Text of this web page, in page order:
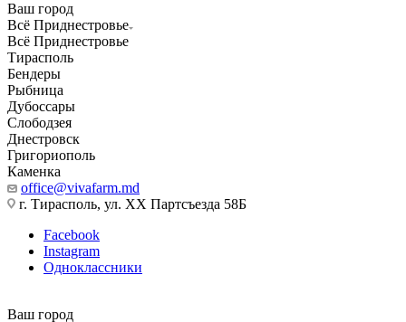
Ваш город
Всё Приднестровье
Всё Приднестровье
Тирасполь
Бендеры
Рыбница
Дубоссары
Слободзея
Днестровск
Григориополь
Каменка
office@vivafarm.md
г. Тирасполь, ул. ХХ Партсъезда 58Б
Facebook
Instagram
Одноклассники
Ваш город